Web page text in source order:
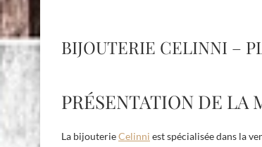
BIJOUTERIE CELINNI –
PRÉSENTATION DE LA
La bijouterieCelinni est spécialisée dans la